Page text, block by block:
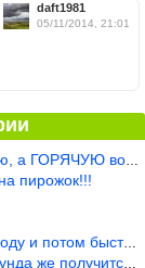
daft1981
05/11/2014, 21:01
воду. Трубы в
пирожок!!!
быстро в раска
получится. Нет, с